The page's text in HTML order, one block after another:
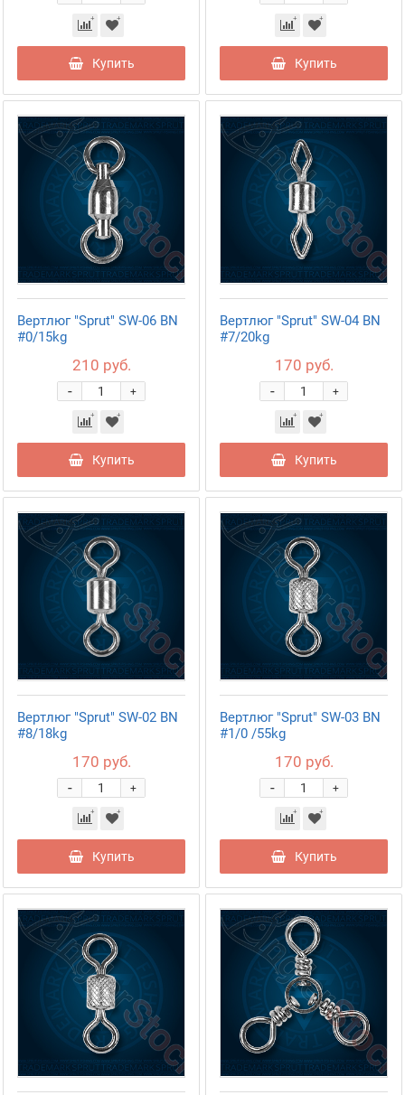
Купить Купить
Вертлюг "Sprut" SW-06 BN
#0/15kg
210 руб.
+
-
Купить
Вертлюг "Sprut" SW-04 BN
#7/20kg
170 руб.
+
-
Купить
Вертлюг "Sprut" SW-02 BN
#8/18kg
170 руб.
+
-
Купить
Вертлюг "Sprut" SW-03 BN
#1/0 /55kg
170 руб.
+
-
Купить